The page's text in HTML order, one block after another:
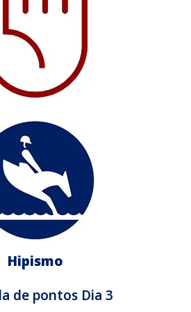
Hipismo
de pontos Dia 3